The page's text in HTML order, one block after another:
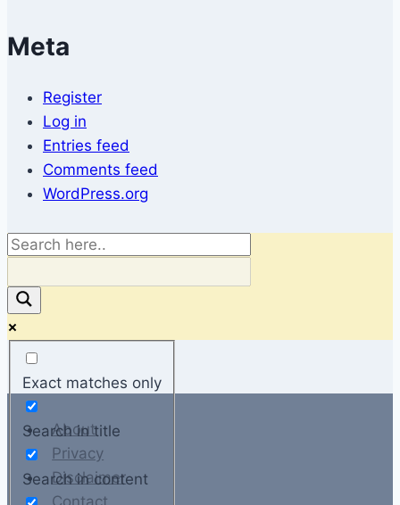
Meta
Register
Log in
Entries feed
Comments feed
WordPress.org
Exact matches only
Search in title
Search in content
About
Privacy
Disclaimer